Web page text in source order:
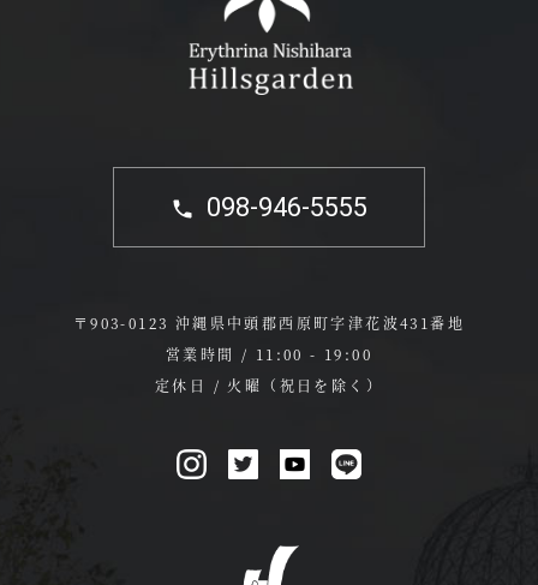
098-946-5555
〒903-0123 沖縄県中頭郡西原町字津花波431番地
営業時間 / 11:00 - 19:00
定休日 / 火曜（祝日を除く）